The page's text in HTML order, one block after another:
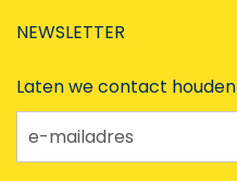
NEWSLETTER
Laten we contact houden
e-mailadres